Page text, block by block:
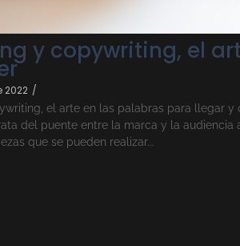
y copywriting, el
2022 /
el arte en las palabras para llegar
del puente entre la marca y la
que se pueden realizar...